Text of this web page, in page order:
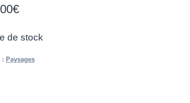
€
de stock
: Paysages